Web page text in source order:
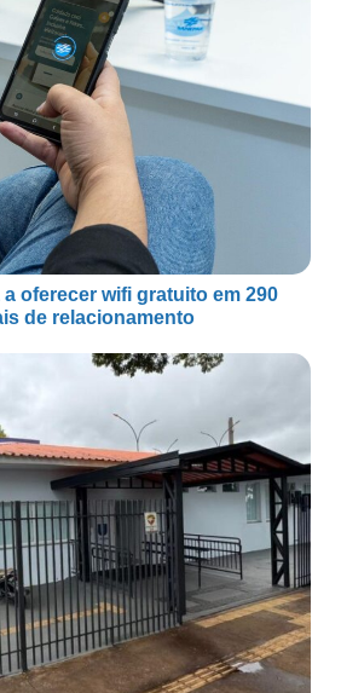
oferecer wifi gratuito em 290
de relacionamento